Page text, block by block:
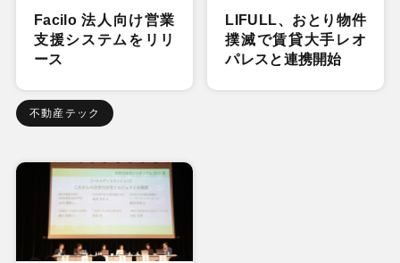
Facilo 法人向け営業
支援システムをリリ
ース
不動産テック
LIFULL、おとり物件
撲滅で賃貸大手レオ
パレスと連携開始